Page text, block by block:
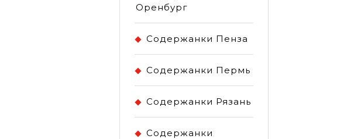
Оренбург
Содержанки Пенза
Содержанки Пермь
Содержанки Рязань
Содержанки